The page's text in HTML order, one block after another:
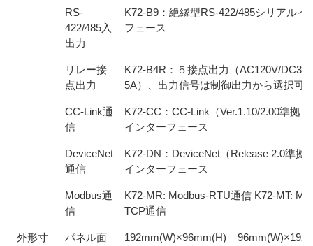
RS-
422/485入
出力
K72-B9：絶縁型RS-422/485シリアルイ
フェース
リレー接
点出力
K72-B4R：５接点出力（AC120V/
5A）、出力信号は制御出力から選択可
CC-Link通
信
K72-CC：CC-Link（Ver.1.10/2.00準拠
インターフェース
DeviceNet
通信
K72-DN：DeviceNet（Release 2.0準拠
インターフェース
Modbus通
信
K72-MR: Modbus-RTU通信 K72-MT:
TCP通信
外形寸
パネル面 192mm(W)×96mm(H)